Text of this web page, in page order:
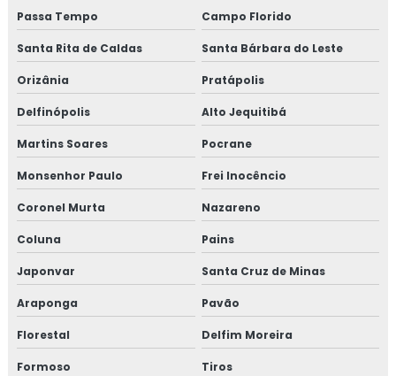
Passa Tempo Campo Florido
Santa Rita de Caldas Santa Bárbara do Leste
Orizânia Pratápolis
Delfinópolis Alto Jequitibá
Martins Soares Pocrane
Monsenhor Paulo Frei Inocêncio
Coronel Murta Nazareno
Coluna Pains
Japonvar Santa Cruz de Minas
Araponga Pavão
Florestal Delfim Moreira
Formoso Tiros